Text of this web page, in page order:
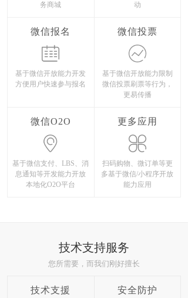
务商城
动
微信报名
基于微信开放能力开发
方便用户快速参与报名
微信投票
基于微信开放能力限制
微信投票刷票等行为，
更易传播
微信O2O
基于微信支付、LBS、消
息通知等开发能力开放
本地化O2O平台
更多应用
扫码购物、微订单等更
多基于微信/小程序开放
能力应用
技术支持服务
您所需要，而我们刚好擅长
技术支援 安全防护